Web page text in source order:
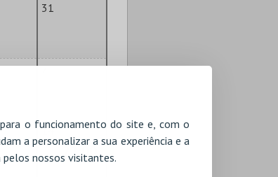
o funcionamento do site e, com o
a personalizar a sua experiência e a
nossos visitantes.
31
7
14
22:00